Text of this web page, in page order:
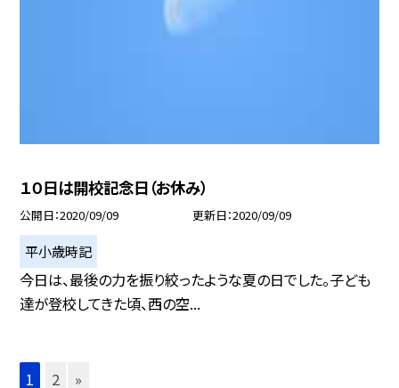
１０日は開校記念日（お休み）
公開日 2020/09/09 更新日 2020/09/09
平小歳時記
今日は、最後の力を振り絞ったような夏の日でした。子ども
達が登校してきた頃、西の空...
1 2 »